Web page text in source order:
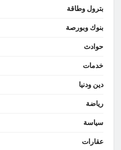
بترول وطاقة
بنوك وبورصة
حوادث
خدمات
دين ودنيا
رياضة
سياسة
عقارات